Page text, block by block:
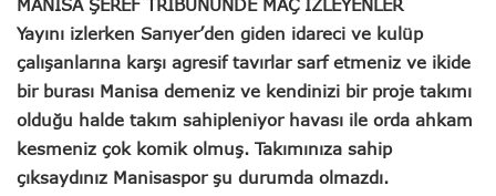
MANİSA ŞEREF TRİBÜNÜNDE MAÇ İZLEYENLER
Yayını izlerken Sarıyer’den giden idareci ve kulüp
çalışanlarına karşı agresif tavırlar sarf etmeniz ve ikide
bir burası Manisa demeniz ve kendinizi bir proje takımı
olduğu halde takım sahipleniyor havası ile orda ahkam
kesmeniz çok komik olmuş. Takımınıza sahip
çıksaydınız Manisaspor şu durumda olmazdı.